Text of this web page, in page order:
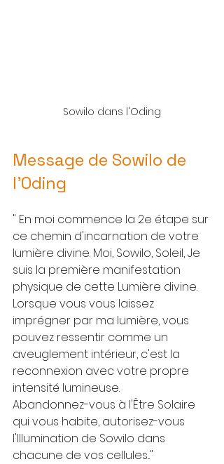
Sowilo dans l'Oding
Message de Sowilo de
l'Oding
" En moi commence la 2e étape sur
ce chemin d'incarnation de votre
lumière divine. Moi, Sowilo, Soleil, Je
suis la première manifestation
physique de cette Lumière divine.
Lorsque vous vous laissez
imprégner par ma lumière, vous
pouvez ressentir comme un
aveuglement intérieur, c'est la
reconnexion avec votre propre
intensité lumineuse.
Abandonnez-vous à l'Être Solaire
qui vous habite, autorisez-vous
l'Illumination de Sowilo dans
chacune de vos cellules..."